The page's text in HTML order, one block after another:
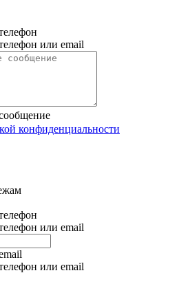
или email
конфиденциальности
или email
или email